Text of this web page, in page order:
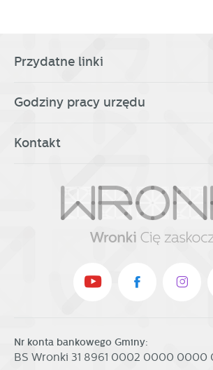
Przydatne linki
Godziny pracy urzędu
Kontakt
Nr konta bankowego Gminy:
BS Wronki 31 8961 0002 0000 0000